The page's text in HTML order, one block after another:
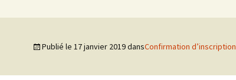
A L’EPE
Publié le 17 janvier 2019dansConfirmation d’inscription